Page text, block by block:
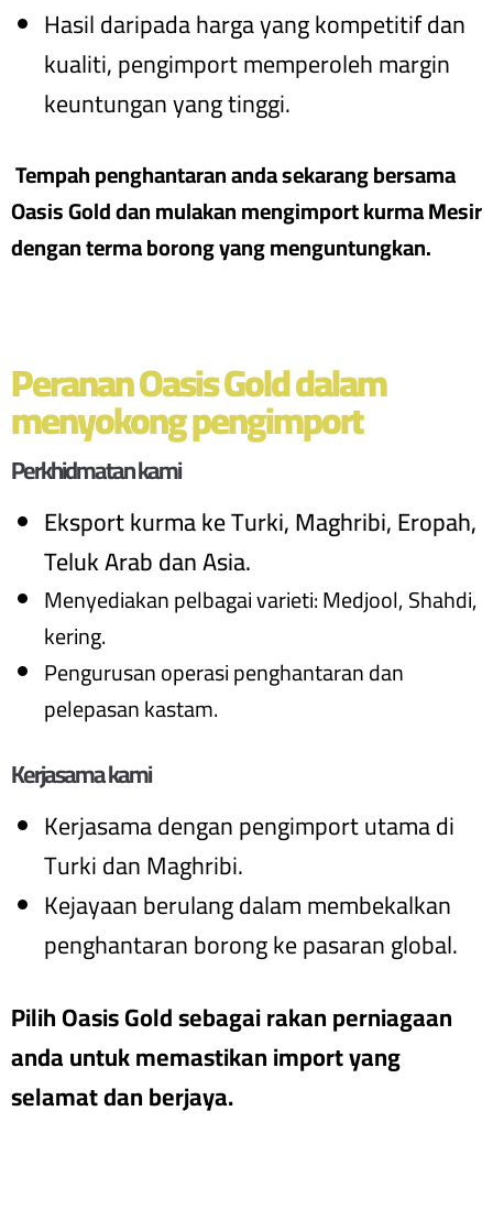
Hasil daripada harga yang kompetitif dan
kualiti, pengimport memperoleh margin
keuntungan yang tinggi.
Tempah penghantaran anda sekarang bersama
Oasis Gold dan mulakan mengimport kurma Mesir
dengan terma borong yang menguntungkan.
Peranan Oasis Gold dalam
menyokong pengimport
Perkhidmatan kami
Eksport kurma ke Turki, Maghribi, Eropah,
Teluk Arab dan Asia.
Menyediakan pelbagai varieti: Medjool, Shahdi,
kering.
Pengurusan operasi penghantaran dan
pelepasan kastam.
Kerjasama kami
Kerjasama dengan pengimport utama di
Turki dan Maghribi.
Kejayaan berulang dalam membekalkan
penghantaran borong ke pasaran global.
Pilih Oasis Gold sebagai rakan perniagaan
anda untuk memastikan import yang
selamat dan berjaya.